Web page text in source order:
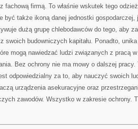
fachową firmą. To właśnie wskutek tego
być także ikoną danej jednostki
dużą grupę chlebodawców do tego, aby
swoich budowniczych kapitału. Ponadto,
mogą nawiedzać ludzi związanych z pracą
Bez ochrony nie ma mowy o dalszej pracy.
odpowiedzialny za to, aby nauczyć swoich
urządzenia asekuracyjne oraz
zawodów. Wszystko w zakresie ochrony.